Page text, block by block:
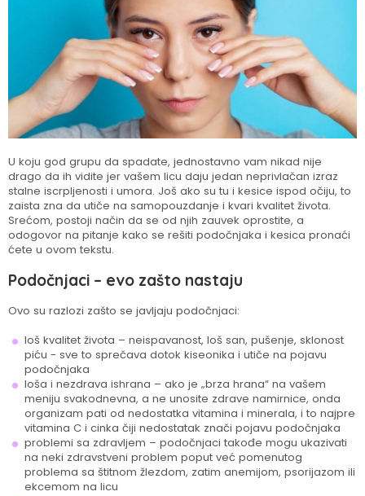
U koju god grupu da spadate, jednostavno vam nikad nije
drago da ih vidite jer vašem licu daju jedan neprivlačan izraz
stalne iscrpljenosti i umora. Još ako su tu i kesice ispod očiju, to
zaista zna da utiče na samopouzdanje i kvari kvalitet života.
Srećom, postoji način da se od njih zauvek oprostite, a
odogovor na pitanje kako se rešiti podočnjaka i kesica pronaći
ćete u ovom tekstu.
Podočnjaci – evo zašto nastaju
Ovo su razlozi zašto se javljaju podočnjaci:
loš kvalitet života – neispavanost, loš san, pušenje, sklonost
piću - sve to sprečava dotok kiseonika i utiče na pojavu
podočnjaka
loša i nezdrava ishrana – ako je „brza hrana“ na vašem
meniju svakodnevna, a ne unosite zdrave namirnice, onda
organizam pati od nedostatka vitamina i minerala, i to najpre
vitamina C i cinka čiji nedostatak znači pojavu podočnjaka
problemi sa zdravljem – podočnjaci takođe mogu ukazivati
na neki zdravstveni problem poput već pomenutog
problema sa štitnom žlezdom, zatim anemijom, psorijazom ili
ekcemom na licu